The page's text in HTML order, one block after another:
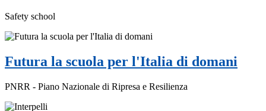
Safety school
Futura la scuola per l'Italia di domani
PNRR - Piano Nazionale di Ripresa e Resilienza